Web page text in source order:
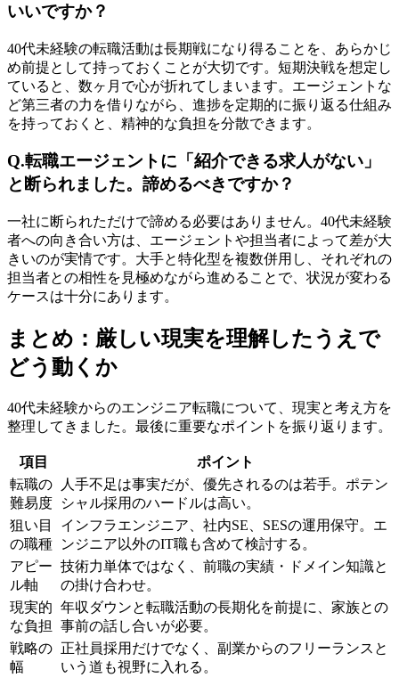
いいですか？
40代未経験の転職活動は長期戦になり得ることを、あらかじ
め前提として持っておくことが大切です。短期決戦を想定し
ていると、数ヶ月で心が折れてしまいます。エージェントな
ど第三者の力を借りながら、進捗を定期的に振り返る仕組み
を持っておくと、精神的な負担を分散できます。
Q.転職エージェントに「紹介できる求人がない」
と断られました。諦めるべきですか？
一社に断られただけで諦める必要はありません。40代未経験
者への向き合い方は、エージェントや担当者によって差が大
きいのが実情です。大手と特化型を複数併用し、それぞれの
担当者との相性を見極めながら進めることで、状況が変わる
ケースは十分にあります。
まとめ：厳しい現実を理解したうえで
どう動くか
40代未経験からのエンジニア転職について、現実と考え方を
整理してきました。最後に重要なポイントを振り返ります。
項目
ポイント
転職の
難易度
人手不足は事実だが、優先されるのは若手。ポテン
シャル採用のハードルは高い。
狙い目
の職種
インフラエンジニア、社内SE、SESの運用保守。エ
ンジニア以外のIT職も含めて検討する。
アピー
ル軸
技術力単体ではなく、前職の実績・ドメイン知識と
の掛け合わせ。
現実的
な負担
年収ダウンと転職活動の長期化を前提に、家族との
事前の話し合いが必要。
戦略の
幅
正社員採用だけでなく、副業からのフリーランスと
いう道も視野に入れる。